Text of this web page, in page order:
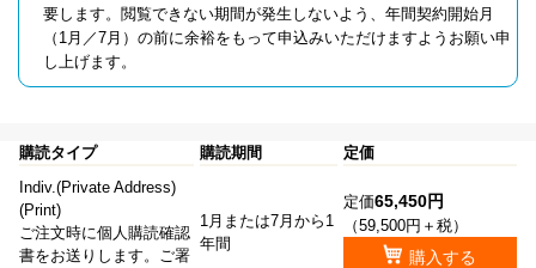
要します。閲覧できない期間が発生しないよう、年間契約開始月
（1月／7月）の前に余裕をもって申込みいただけますようお願い申
し上げます。
購読タイプ 購読期間
定価
Indiv.(Private Address)
(Print)
ご注文時に個人購読確認
書をお送りします。ご署
1月または7月から1
年間
定価65,450円
（59,500円＋税）
購入する